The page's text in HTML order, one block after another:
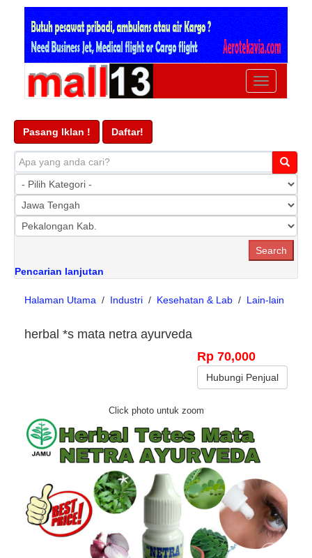
Ubah
navigasi
Pasang Iklan ! Daftar!
Pencarian lanjutan
Halaman Utama / Industri / Kesehatan & Lab / Lain-lain
herbal *s mata netra ayurveda
Rp 70,000
Hubungi Penjual
Click photo untuk zoom